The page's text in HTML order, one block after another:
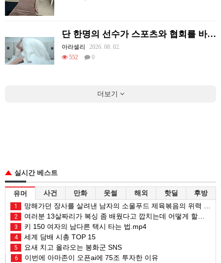
단 한명의 선수가 스포츠와 협회를 바꿔 버린 사례.jpg
아라셀리
2026. 08. 02.
552
0
더보기
실시간 베스트
유머 사건 만화 웃썰 해외 핫딜 후방
1 망해가던 장사를 살려낸 남자의 소울푸드 제육볶음의 위력 ㅋㅋ
2 여러분 13살짜리가 복싱 좀 배웠다고 깝치는데 어떻게 할까요?
3 키 150 여자의 남다른 택시 타는 법.mp4
4 세계 담배 시총 TOP 15
5 요새 치고 올라오는 봉화군 SNS
6 이번에 아마존이 오픈ai에 75조 투자한 이유